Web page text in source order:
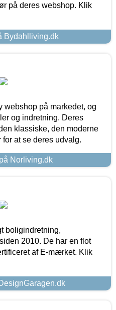
på deres webshop. Klik
Bydahlliving.dk
webshop på markedet, og
og indretning. Deres
klassiske, den moderne
at se deres udvalg.
Norliving.dk
boligindretning,
2010. De har en flot
af E-mærket. Klik